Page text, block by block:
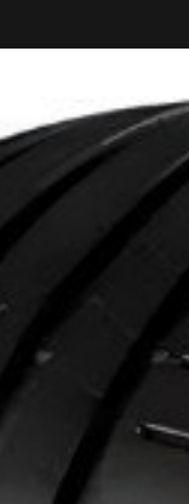
APPLICABLE SUR